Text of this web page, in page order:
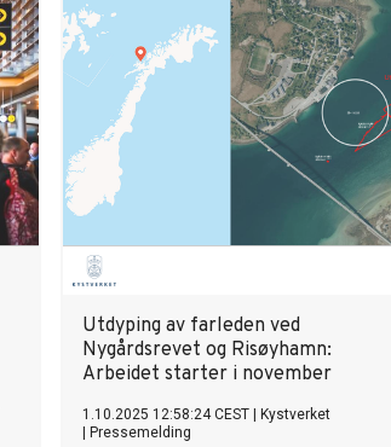
Utdyping av farleden ved
Nygårdsrevet og Risøyhamn:
Arbeidet starter i november
1.10.2025 12:58:24 CEST
Kystverket
Pressemelding